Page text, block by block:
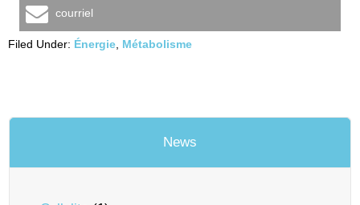
courriel
Filed Under: Énergie Métabolisme
News